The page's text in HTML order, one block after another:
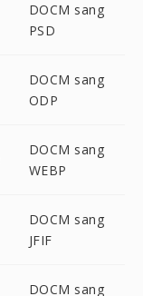
DOCM sang
PSD
DOCM sang
ODP
DOCM sang
WEBP
DOCM sang
JFIF
DOCM sang